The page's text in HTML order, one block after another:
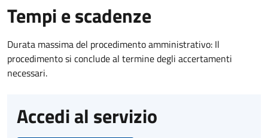
Tempi e scadenze
Durata massima del procedimento amministrativo: Il
procedimento si conclude al termine degli accertamenti
necessari.
Accedi al servizio